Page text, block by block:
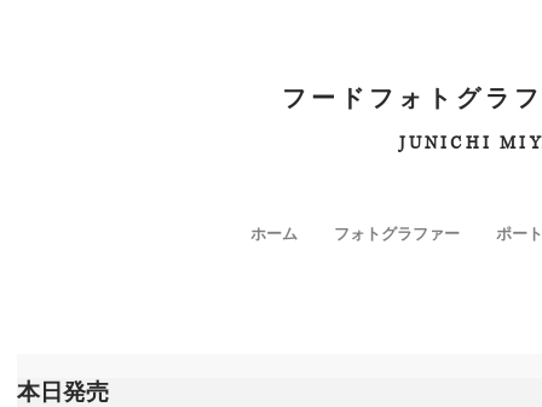
フードフォトグラ
JUNICHI
ホーム フォトグラファー ポー
本日発売